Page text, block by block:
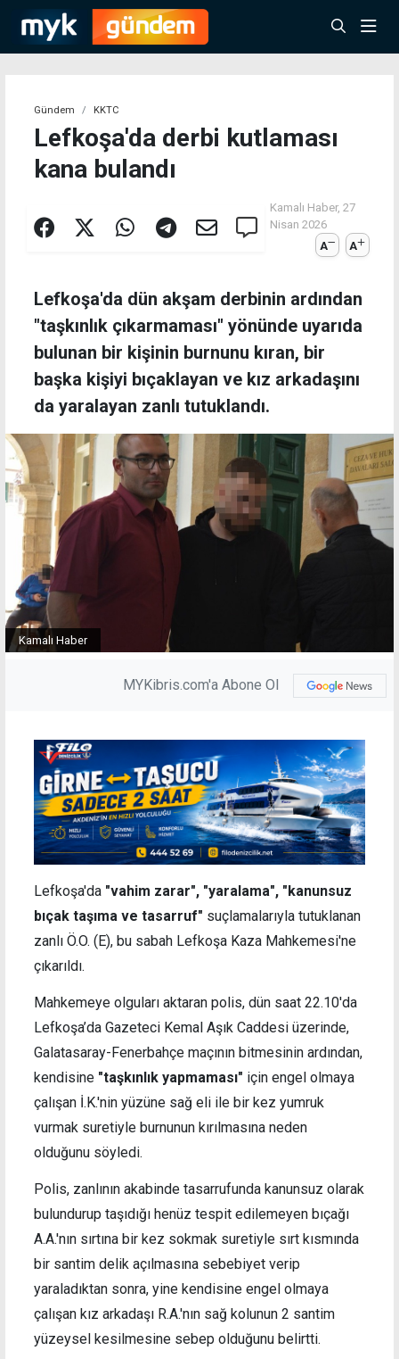
Gündem KKTC
Lefkoşa'da derbi kutlaması
kana bulandı
Kamalı Haber,27
Nisan 2026
A
A
Lefkoşa'da dün akşam derbinin ardından
"taşkınlık çıkarmaması" yönünde uyarıda
bulunan bir kişinin burnunu kıran, bir
başka kişiyi bıçaklayan ve kız arkadaşını
da yaralayan zanlı tutuklandı.
Kamalı Haber
MYKibris.com'a Abone Ol
Lefkoşa'da "vahim zarar", "yaralama", "kanunsuz
bıçak taşıma ve tasarruf" suçlamalarıyla tutuklanan
zanlı Ö.O. (E), bu sabah Lefkoşa Kaza Mahkemesi'ne
çıkarıldı.
Mahkemeye olguları aktaran polis, dün saat 22.10'da
Lefkoşa’da Gazeteci Kemal Aşık Caddesi üzerinde,
Galatasaray-Fenerbahçe maçının bitmesinin ardından,
kendisine "taşkınlık yapmaması" için engel olmaya
çalışan İ.K.'nin yüzüne sağ eli ile bir kez yumruk
vurmak suretiyle burnunun kırılmasına neden
olduğunu söyledi.
Polis, zanlının akabinde tasarrufunda kanunsuz olarak
bulundurup taşıdığı henüz tespit edilemeyen bıçağı
A.A.'nın sırtına bir kez sokmak suretiyle sırt kısmında
bir santim delik açılmasına sebebiyet verip
yaraladıktan sonra, yine kendisine engel olmaya
çalışan kız arkadaşı R.A.'nın sağ kolunun 2 santim
yüzeysel kesilmesine sebep olduğunu belirtti.